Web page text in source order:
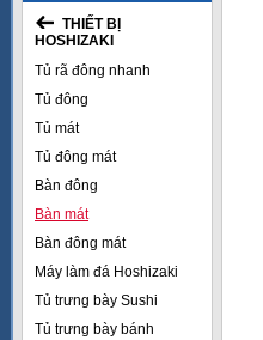
THIẾT BỊ
HOSHIZAKI
Tủ rã đông nhanh
Tủ đông
Tủ mát
Tủ đông mát
Bàn đông
Bàn mát
Bàn đông mát
Máy làm đá Hoshizaki
Tủ trưng bày Sushi
Tủ trưng bày bánh